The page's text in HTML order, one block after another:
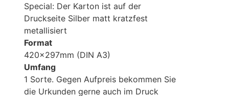
Special: Der Karton ist auf der
Druckseite Silber matt kratzfest
metallisiert
Format
420x297mm (DIN A3)
Umfang
1 Sorte. Gegen Aufpreis bekommen Sie
die Urkunden gerne auch im Druck